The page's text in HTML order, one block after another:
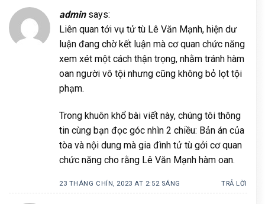
admin says:
Liên quan tới vụ tử tù Lê Văn Mạnh, hiện dư
luận đang chờ kết luận mà cơ quan chức năng
xem xét một cách thận trọng, nhằm tránh hàm
oan người vô tội nhưng cũng không bỏ lọt tội
phạm.
Trong khuôn khổ bài viết này, chúng tôi thông
tin cùng bạn đọc góc nhìn 2 chiều: Bản án của
tòa và nội dung mà gia đình tử tù gởi cơ quan
chức năng cho rằng Lê Văn Mạnh hàm oan.
23 THÁNG CHÍN, 2023 AT 2:52 SÁNG TRẢ LỜI